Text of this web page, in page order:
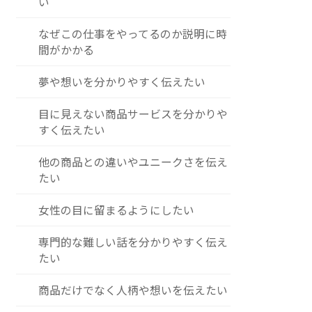
なぜこの仕事をやってるのか説明に時
間がかかる
夢や想いを分かりやすく伝えたい
目に見えない商品サービスを分かりや
すく伝えたい
他の商品との違いやユニークさを伝え
たい
女性の目に留まるようにしたい
専門的な難しい話を分かりやすく伝え
たい
商品だけでなく人柄や想いを伝えたい